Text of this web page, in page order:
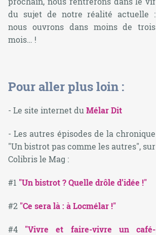
du sujet de notre réalité actuelle :
nous ouvrons dans moins de trois
mois… !
Pour aller plus loin :
- Le site internet duMélar Dit
- Les autres épisodes de la chronique
"Un bistrot pas comme les autres", sur
Colibris le Mag :
#1 "Un bistrot ? Quelle drôle d’idée !"
#2 "Ce sera là : à Locmélar !"
#4 "Vivre et faire-vivre un café-